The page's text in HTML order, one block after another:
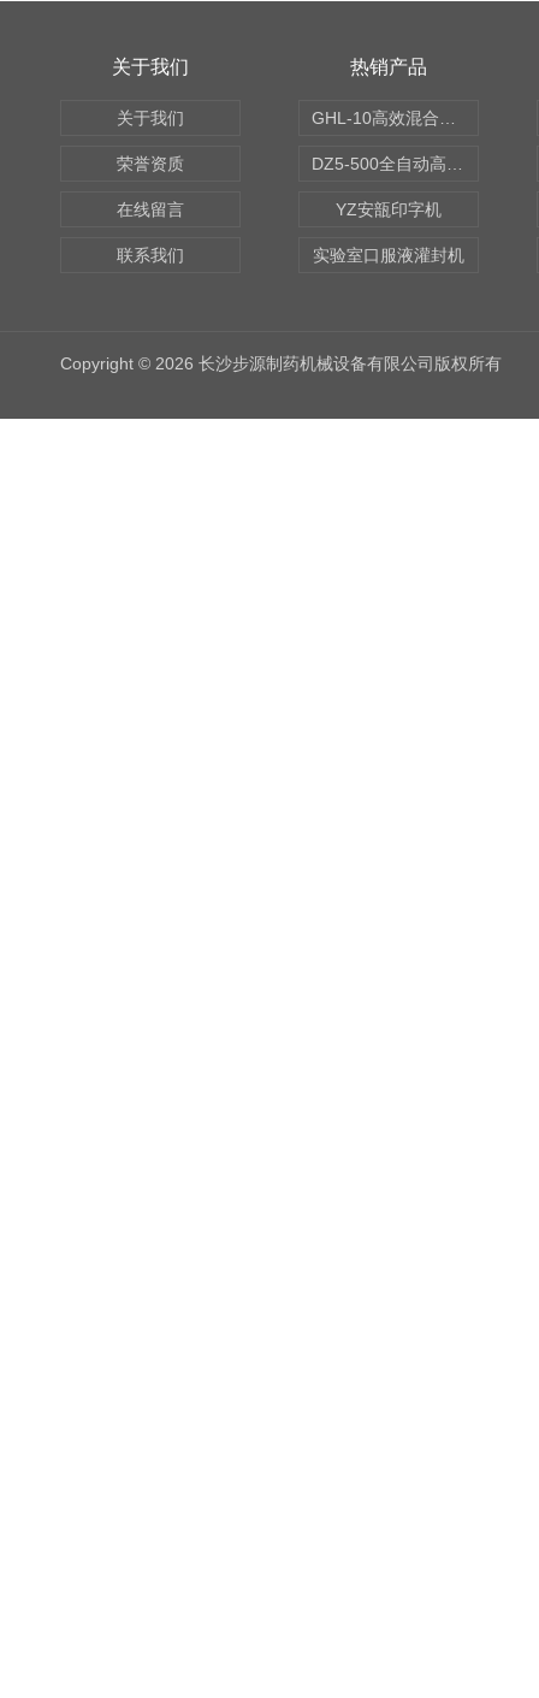
关于我们
关于我们
荣誉资质
在线留言
联系我们
热销产品
YZ安瓿印字机
实验室口服液灌封机
Copyright © 2026 长沙步源制药机械设备有限公司版权所有